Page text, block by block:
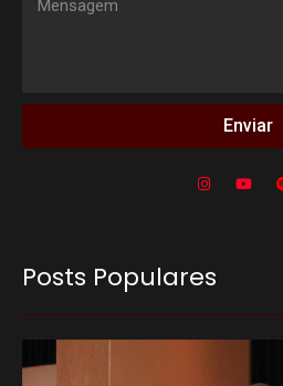
Enviar
Posts Populares